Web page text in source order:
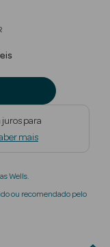
from
juros para
mais
Wells.
ou recomendado pelo